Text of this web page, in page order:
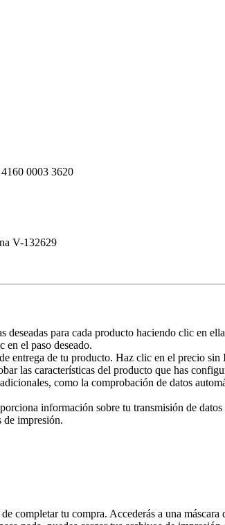
0003 3620
V-132629
deseadas para cada producto haciendo clic en
en el paso deseado.
entrega de tu producto. Haz clic en el precio
las características del producto que has
como la comprobación de datos
información sobre tu transmisión de
de impresión.
completar tu compra. Accederás a una